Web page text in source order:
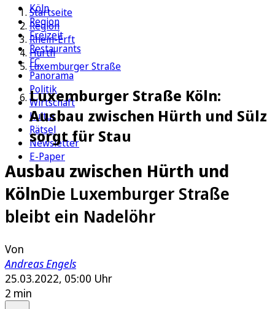
Köln
Region
Freizeit
Restaurants
FC
Panorama
Politik
Wirtschaft
Kultur
Rätsel
Newsletter
E-Paper
Startseite
Region
Rhein-Erft
Hürth
Luxemburger Straße
Luxemburger Straße Köln:
Ausbau zwischen Hürth und Sülz
sorgt für Stau
Ausbau zwischen Hürth und
KölnDie Luxemburger Straße
bleibt ein Nadelöhr
Von
Andreas Engels
25.03.2022, 05:00 Uhr
2 min